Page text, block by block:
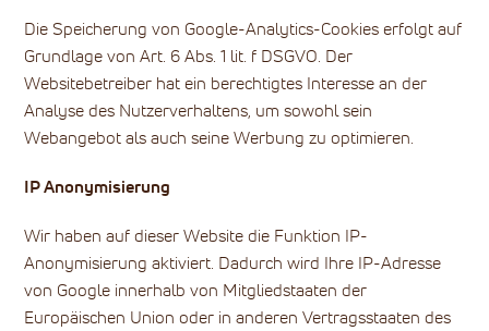
Die Speicherung von Google-Analytics-Cookies erfolgt auf
Grundlage von Art. 6 Abs. 1 lit. f DSGVO. Der
Websitebetreiber hat ein berechtigtes Interesse an der
Analyse des Nutzerverhaltens, um sowohl sein
Webangebot als auch seine Werbung zu optimieren.
IP Anonymisierung
Wir haben auf dieser Website die Funktion IP-
Anonymisierung aktiviert. Dadurch wird Ihre IP-Adresse
von Google innerhalb von Mitgliedstaaten der
Europäischen Union oder in anderen Vertragsstaaten des